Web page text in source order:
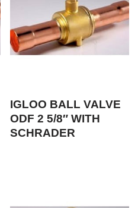
IGLOO BALL VALVE
ODF 2 5/8″ WITH
SCHRADER